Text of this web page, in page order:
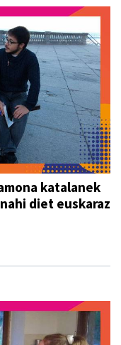
katalanek
diet euskaraz